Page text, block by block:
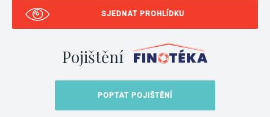
SJEDNAT PROHLÍDKU
Pojištění
POPTAT POJIŠTĚNÍ